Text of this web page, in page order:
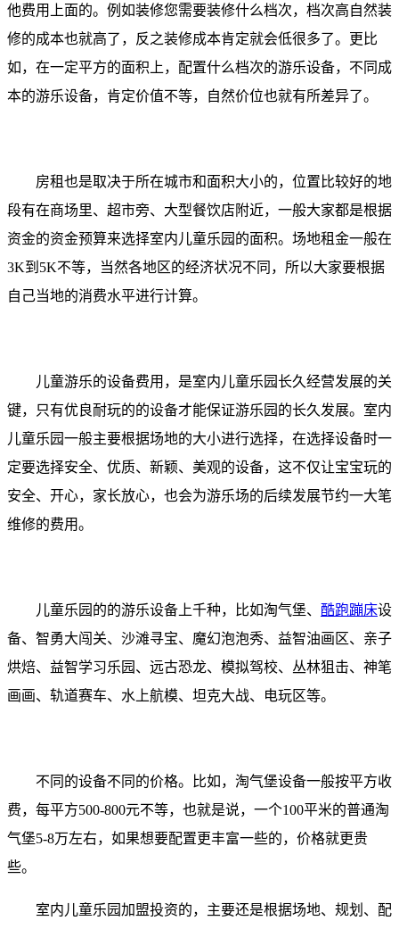
他费用上面的。例如装修您需要装修什么档次，档次高自然装
修的成本也就高了，反之装修成本肯定就会低很多了。更比
如，在一定平方的面积上，配置什么档次的游乐设备，不同成
本的游乐设备，肯定价值不等，自然价位也就有所差异了。
房租也是取决于所在城市和面积大小的，位置比较好的地
段有在商场里、超市旁、大型餐饮店附近，一般大家都是根据
资金的资金预算来选择室内儿童乐园的面积。场地租金一般在
3K到5K不等，当然各地区的经济状况不同，所以大家要根据
自己当地的消费水平进行计算。
儿童游乐的设备费用，是室内儿童乐园长久经营发展的关
键，只有优良耐玩的的设备才能保证游乐园的长久发展。室内
儿童乐园一般主要根据场地的大小进行选择，在选择设备时一
定要选择安全、优质、新颖、美观的设备，这不仅让宝宝玩的
安全、开心，家长放心，也会为游乐场的后续发展节约一大笔
维修的费用。
儿童乐园的的游乐设备上千种，比如淘气堡、 酷跑蹦床设
备、智勇大闯关、沙滩寻宝、魔幻泡泡秀、益智油画区、亲子
烘焙、益智学习乐园、远古恐龙、模拟驾校、丛林狙击、神笔
画画、轨道赛车、水上航模、坦克大战、电玩区等。
不同的设备不同的价格。比如，淘气堡设备一般按平方收
费，每平方500-800元不等，也就是说，一个100平米的普通淘
气堡5-8万左右，如果想要配置更丰富一些的，价格就更贵
些。
室内儿童乐园加盟投资的，主要还是根据场地、规划、配